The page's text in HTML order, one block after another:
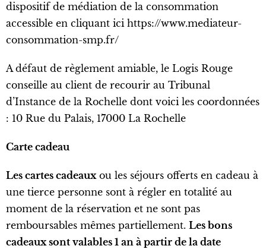
dispositif de médiation de la consommation
accessible en cliquant ici https://www.mediateur-
consommation-smp.fr/
A défaut de règlement amiable, le Logis Rouge
conseille au client de recourir au Tribunal
d’Instance de la Rochelle dont voici les coordonnées
: 10 Rue du Palais, 17000 La Rochelle
Carte cadeau
Les cartes cadeauxou les séjours offerts en cadeau à
une tierce personne sont à régler en totalité au
moment de la réservation et ne sont pas
remboursables mêmes partiellement. Les bons
cadeaux sont valables 1 an à partir de la date